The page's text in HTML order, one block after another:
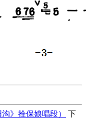
》拴保娘唱段）
下